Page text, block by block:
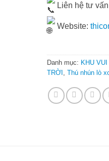
Liên hệ tư
Website:
Danh mục: KHU
TRỜI , Thú nhún lò